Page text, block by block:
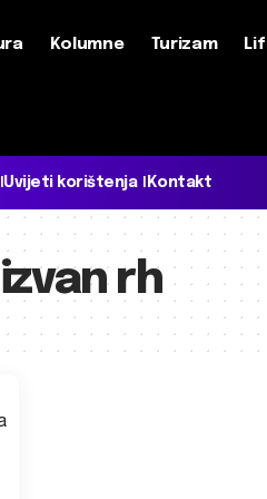
Kolumne Turizam
Uvijeti korištenja Kontakt
rh